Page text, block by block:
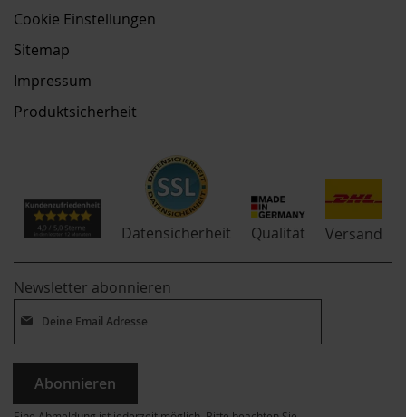
Cookie Einstellungen
Sitemap
Impressum
Produktsicherheit
Datensicherheit Qualität Versand
Newsletter abonnieren
Abonnieren